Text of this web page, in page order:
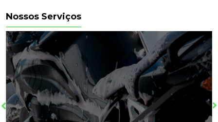
Nossos Serviços